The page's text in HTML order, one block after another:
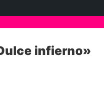
infierno»